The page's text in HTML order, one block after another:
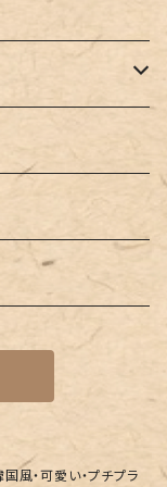
風・可愛い・プチプラ